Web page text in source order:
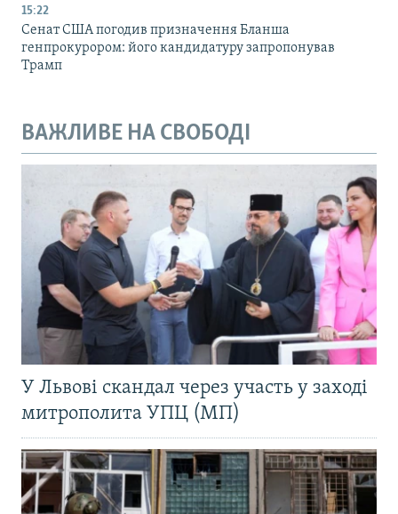
15:22
Сенат США погодив призначення Бланша
генпрокурором: його кандидатуру запропонував
Трамп
ВАЖЛИВЕ НА СВОБОДІ
У Львові скандал через участь у заході
митрополита УПЦ (МП)